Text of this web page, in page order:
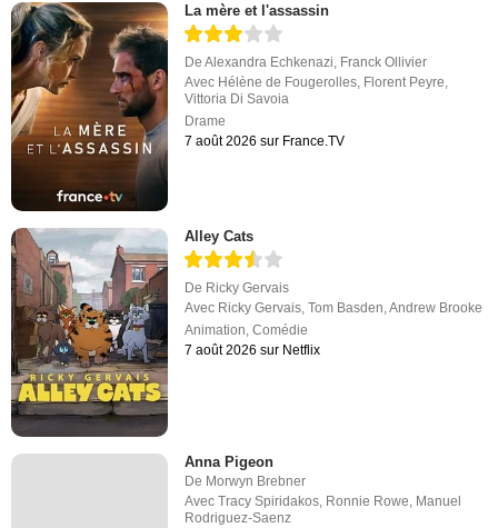
La mère et l'assassin
DeAlexandra Echkenazi Franck Ollivier
Avec Hélène de Fougerolles Florent Peyre
Vittoria Di Savoia
Drame
7 août 2026 sur France.TV
Alley Cats
De Ricky Gervais
Avec Ricky Gervais,Tom Basden,Andrew Brooke
Animation,Comédie
7 août 2026 sur Netflix
Anna Pigeon
De Morwyn Brebner
AvecTracy Spiridakos, Ronnie Rowe, Manuel
Rodriguez-Saenz